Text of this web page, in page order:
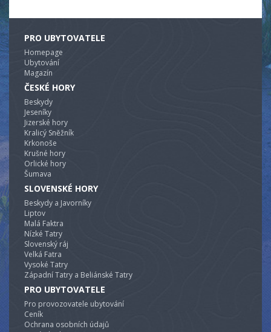
PRO UBYTOVATELE
Homepage
Ubytování
Magazín
ČESKÉ HORY
Beskydy
Jeseníky
Jizerské hory
Kralicý Sněžník
Krkonoše
Krušné hory
Orlické hory
Šumava
SLOVENSKÉ HORY
Beskydy a Javorníky
Liptov
Malá Faktra
Nízké Tatry
Slovenský ráj
Velká Fatra
Vysoké Tatry
Západní Tatry a Beliánské Tatry
PRO UBYTOVATELE
Pro provozovatele ubytování
Ceník
Ochrana osobních údajů